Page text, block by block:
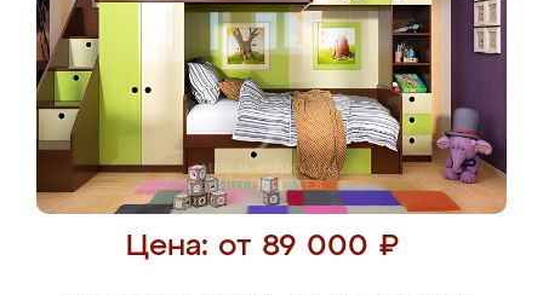
Цена: от 89 000 ₽